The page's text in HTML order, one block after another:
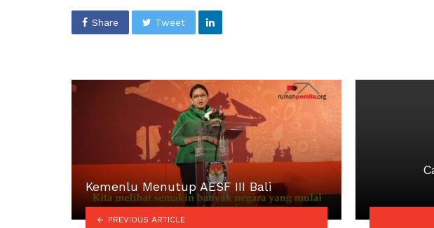
Share Tweet
Kemenlu Menutup AESF III Bali
PREVIOUS ARTICLE